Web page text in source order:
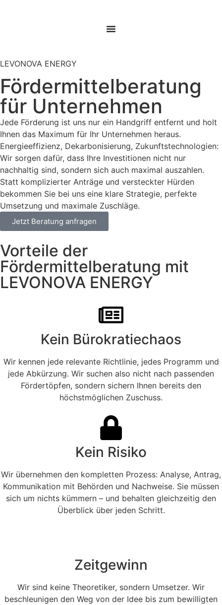
LEVONOVA ENERGY
Fördermittelberatung
für Unternehmen
Jede Förderung ist uns nur ein Handgriff entfernt und holt
Ihnen das Maximum für Ihr Unternehmen heraus.
Energieeffizienz, Dekarbonisierung, Zukunftstechnologien:
Wir sorgen dafür, dass Ihre Investitionen nicht nur
nachhaltig sind, sondern sich auch maximal auszahlen.
Statt komplizierter Anträge und versteckter Hürden
bekommen Sie bei uns eine klare Strategie, perfekte
Umsetzung und maximale Zuschläge.
Jetzt Beratung anfragen
Vorteile der
Fördermittelberatung mit
LEVONOVA ENERGY
Kein Bürokratiechaos
Wir kennen jede relevante Richtlinie, jedes Programm und
jede Abkürzung. Wir suchen also nicht nach passenden
Fördertöpfen, sondern sichern Ihnen bereits den
höchstmöglichen Zuschuss.
Kein Risiko
Wir übernehmen den kompletten Prozess: Analyse, Antrag,
Kommunikation mit Behörden und Nachweise. Sie müssen
sich um nichts kümmern – und behalten gleichzeitig den
Überblick über jeden Schritt.
Zeitgewinn
Wir sind keine Theoretiker, sondern Umsetzer. Wir
beschleunigen den Weg von der Idee bis zum bewilligten